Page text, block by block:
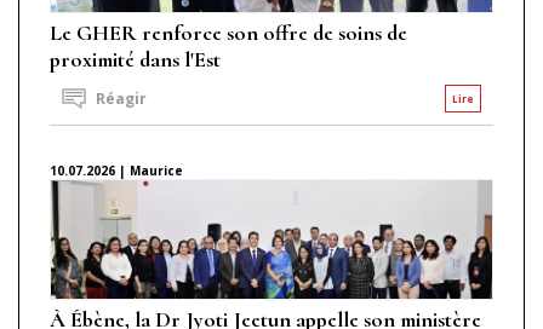
Le GHER renforce son offre de soins de
proximité dans l'Est
Lire
Réagir
10.07.2026 | Maurice
À Ébène, la Dr Jyoti Jeetun appelle son ministère